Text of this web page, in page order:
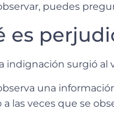
puedes
es
indignación surgió al
una
las veces que se